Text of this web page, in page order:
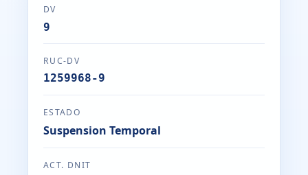
DV
9
RUC-DV
1259968-9
ESTADO
Suspension Temporal
ACT. DNIT